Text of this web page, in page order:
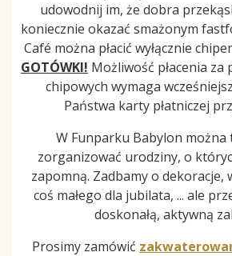
udowodnij im, że dobra
koniecznie okazać smażonym
Café można płacić wyłącznie
GOTÓWKI! Możliwość płacenia
chipowych wymaga
Państwa karty płatniczej
W Funparku Babylon można
zorganizować urodziny, o
zapomną. Zadbamy o dekoracje,
coś małego dla jubilata, ... ale
doskonałą, aktywną
Prosimy zamówić